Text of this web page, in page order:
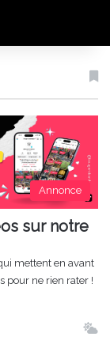
Annonce
sur notre
mettent en avant
pour ne rien rater !